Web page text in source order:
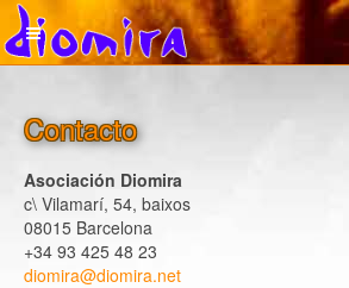
Contacto
Asociación Diomira
c\ Vilamarí, 54, baixos
08015 Barcelona
+34 93 425 48 23
diomira@diomira.net